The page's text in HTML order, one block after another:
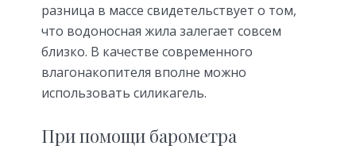
разница в массе свидетельствует о том,
что водоносная жила залегает совсем
близко. В качестве современного
влагонакопителя вполне можно
использовать силикагель.
При помощи барометра